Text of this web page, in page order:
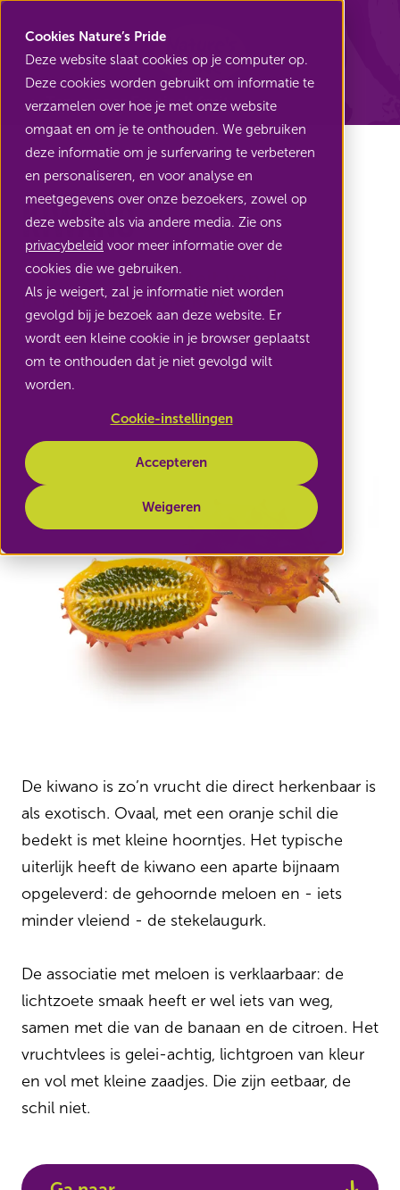
Cookies Nature’s Pride
Deze website slaat cookies op je computer op.
Deze cookies worden gebruikt om informatie te
verzamelen over hoe je met onze website
omgaat en om je te onthouden. We gebruiken
deze informatie om je surfervaring te verbeteren
en personaliseren, en voor analyse en
meetgegevens over onze bezoekers, zowel op
deze website als via andere media. Zie ons
privacybeleid voor meer informatie over de
cookies die we gebruiken.
Als je weigert, zal je informatie niet worden
gevolgd bij je bezoek aan deze website. Er
wordt een kleine cookie in je browser geplaatst
om te onthouden dat je niet gevolgd wilt
worden.
Cookie-instellingen
Accepteren
Weigeren
Terug naar Exotisch fruit
Kiwano
Smaakvolle variëteit van de
komkommer: de kiwano
De kiwano is zo’n vrucht die direct herkenbaar is
als exotisch. Ovaal, met een oranje schil die
bedekt is met kleine hoorntjes. Het typische
uiterlijk heeft de kiwano een aparte bijnaam
opgeleverd: de gehoornde meloen en - iets
minder vleiend - de stekelaugurk.
De associatie met meloen is verklaarbaar: de
lichtzoete smaak heeft er wel iets van weg,
samen met die van de banaan en de citroen. Het
vruchtvlees is gelei-achtig, lichtgroen van kleur
en vol met kleine zaadjes. Die zijn eetbaar, de
schil niet.